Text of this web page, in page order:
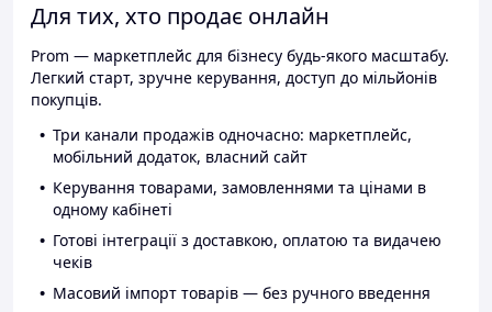
Для тих, хто продає онлайн
Prom — маркетплейс для бізнесу будь-якого масштабу.
Легкий старт, зручне керування, доступ до мільйонів
покупців.
Три канали продажів одночасно: маркетплейс,
мобільний додаток, власний сайт
Керування товарами, замовленнями та цінами в
одному кабінеті
Готові інтеграції з доставкою, оплатою та видачею
чеків
Масовий імпорт товарів — без ручного введення